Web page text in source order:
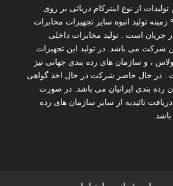
از نوع اینترکام دریائی بر روی
شناورها در سال ۹۵ زمینه تولید انبوه سایر تجهیزات مخابرات
است . تولید مخابرات داخلی
شرکت می باشد. در تولید این تجهیزات
، و سازمان های رده بندی جهانی نیز
. در حال حاضر شرکت در حال اخذ گواهی
رده بندی ایرانیان می باشد. در صورت
تائیدیه از سایر سازمان های رده